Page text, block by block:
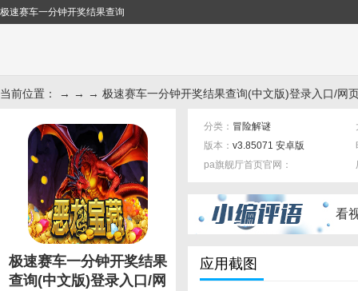
极速赛车一分钟开奖结果查询
当前位置： → → → 极速赛车一分钟开奖结果查询(中文版)登录入口/网
极速赛车一分钟开奖结果
查询(中文版)登录入口/网
分类： 冒险解谜
版本： v3.85071 安卓版
pa旗舰厅首页官网：
看
应用截图